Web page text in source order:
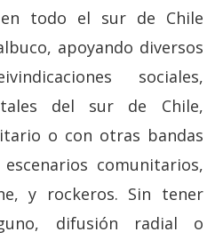
en todo el sur de Chile
apoyando diversos
sociales,
del sur de Chile,
o con otras bandas
comunitarios,
y rockeros. Sin tener
difusión radial o